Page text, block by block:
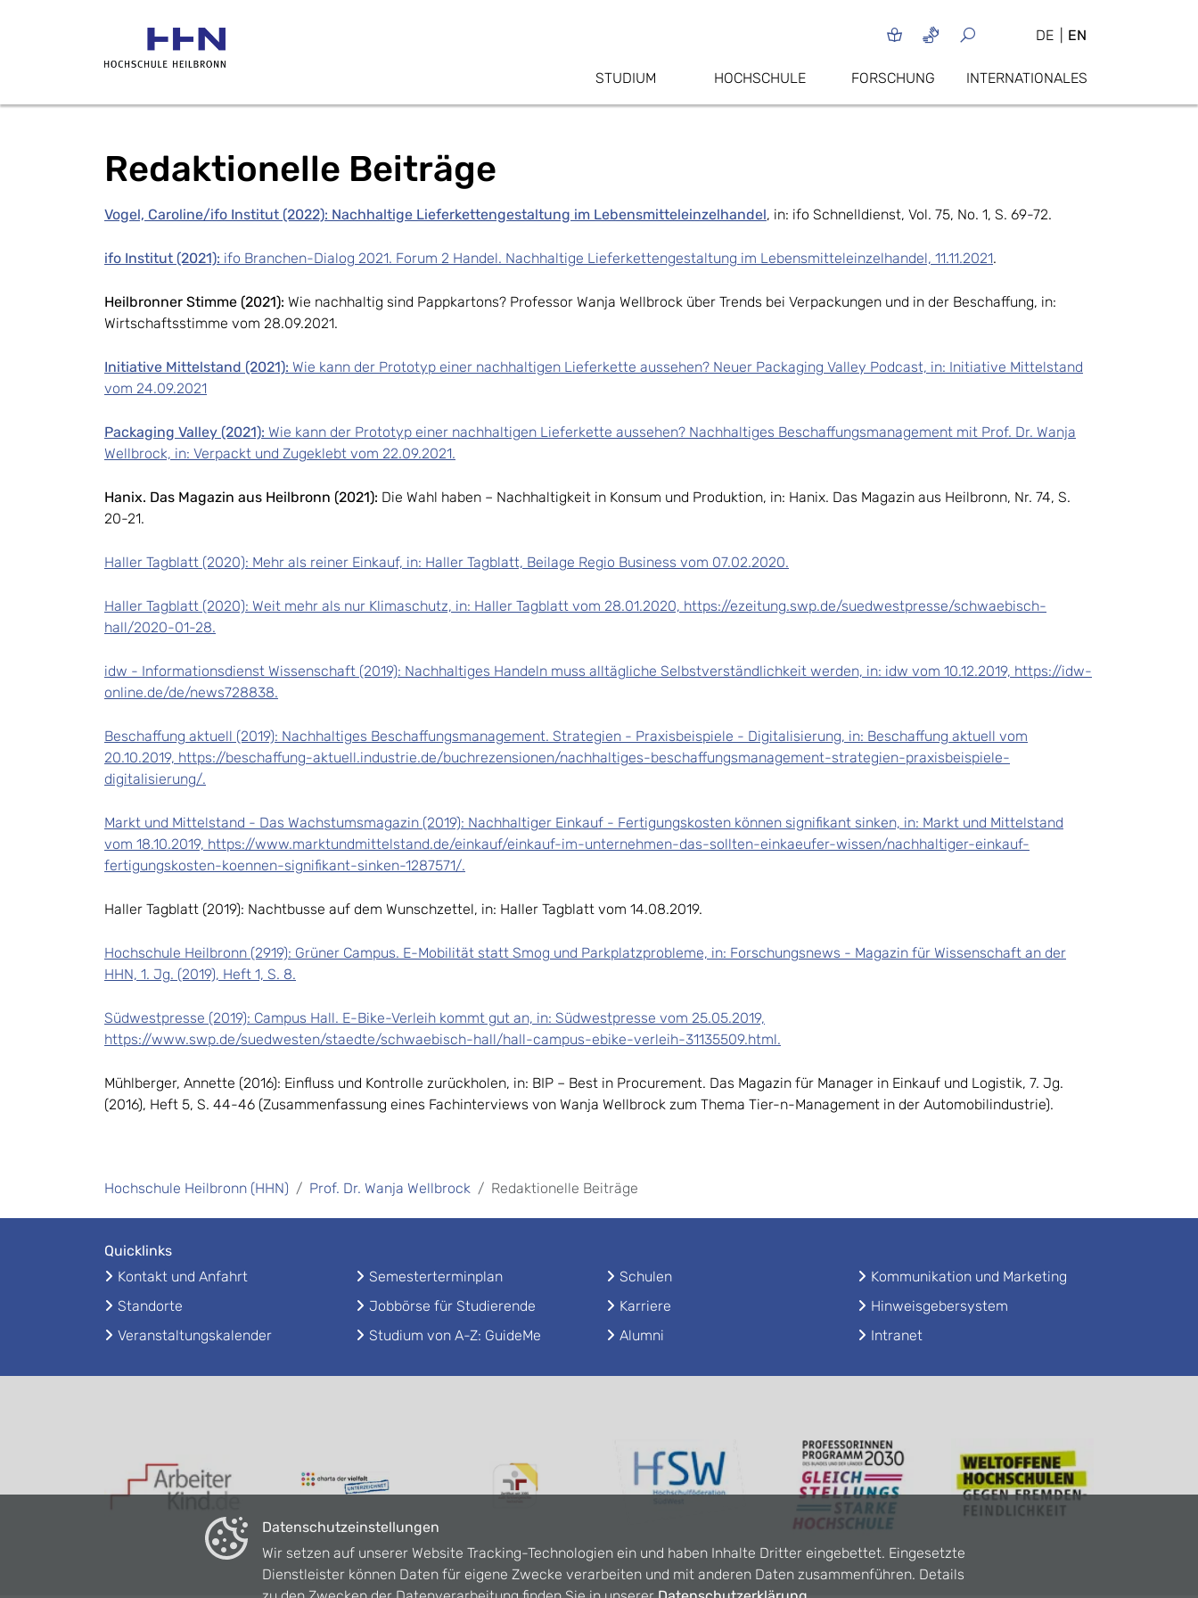
DE EN
STUDIUM HOCHSCHULE FORSCHUNG INTERNATIONALES
Redaktionelle Beiträge
Vogel, Caroline/ifo Institut (2022): Nachhaltige Lieferkettengestaltung im Lebensmitteleinzelhandel, in: ifo Schnelldienst, Vol. 75, No. 1, S. 69-72.
ifo Institut (2021): ifo Branchen-Dialog 2021. Forum 2 Handel. Nachhaltige Lieferkettengestaltung im Lebensmitteleinzelhandel, 11.11.2021.
Heilbronner Stimme (2021): Wie nachhaltig sind Pappkartons? Professor Wanja Wellbrock über Trends bei Verpackungen und in der Beschaffung, in:
Wirtschaftsstimme vom 28.09.2021.
Initiative Mittelstand (2021): Wie kann der Prototyp einer nachhaltigen Lieferkette aussehen? Neuer Packaging Valley Podcast, in: Initiative Mittelstand
vom 24.09.2021
Packaging Valley (2021): Wie kann der Prototyp einer nachhaltigen Lieferkette aussehen? Nachhaltiges Beschaffungsmanagement mit Prof. Dr. Wanja
Wellbrock, in: Verpackt und Zugeklebt vom 22.09.2021.
Hanix. Das Magazin aus Heilbronn (2021): Die Wahl haben – Nachhaltigkeit in Konsum und Produktion, in: Hanix. Das Magazin aus Heilbronn, Nr. 74, S.
20-21.
Haller Tagblatt (2020): Mehr als reiner Einkauf, in: Haller Tagblatt, Beilage Regio Business vom 07.02.2020.
Haller Tagblatt (2020): Weit mehr als nur Klimaschutz, in: Haller Tagblatt vom 28.01.2020, https://ezeitung.swp.de/suedwestpresse/schwaebisch-
hall/2020-01-28.
idw - Informationsdienst Wissenschaft (2019): Nachhaltiges Handeln muss alltägliche Selbstverständlichkeit werden, in: idw vom 10.12.2019, https://idw-
online.de/de/news728838.
Beschaffung aktuell (2019): Nachhaltiges Beschaffungsmanagement. Strategien - Praxisbeispiele - Digitalisierung, in: Beschaffung aktuell vom
20.10.2019, https://beschaffung-aktuell.industrie.de/buchrezensionen/nachhaltiges-beschaffungsmanagement-strategien-praxisbeispiele-
digitalisierung/.
Markt und Mittelstand - Das Wachstumsmagazin (2019): Nachhaltiger Einkauf - Fertigungskosten können signifikant sinken, in: Markt und Mittelstand
vom 18.10.2019, https://www.marktundmittelstand.de/einkauf/einkauf-im-unternehmen-das-sollten-einkaeufer-wissen/nachhaltiger-einkauf-
fertigungskosten-koennen-signifikant-sinken-1287571/.
Haller Tagblatt (2019): Nachtbusse auf dem Wunschzettel, in: Haller Tagblatt vom 14.08.2019.
Hochschule Heilbronn (2919): Grüner Campus. E-Mobilität statt Smog und Parkplatzprobleme, in: Forschungsnews - Magazin für Wissenschaft an der
HHN, 1. Jg. (2019), Heft 1, S. 8.
Südwestpresse (2019): Campus Hall. E-Bike-Verleih kommt gut an, in: Südwestpresse vom 25.05.2019,
https://www.swp.de/suedwesten/staedte/schwaebisch-hall/hall-campus-ebike-verleih-31135509.html.
Mühlberger, Annette (2016): Einfluss und Kontrolle zurückholen, in: BIP – Best in Procurement. Das Magazin für Manager in Einkauf und Logistik, 7. Jg.
(2016), Heft 5, S. 44-46 (Zusammenfassung eines Fachinterviews von Wanja Wellbrock zum Thema Tier-n-Management in der Automobilindustrie).
Hochschule Heilbronn (HHN) Prof. Dr. Wanja Wellbrock Redaktionelle Beiträge
Quicklinks
Kontakt und Anfahrt
Standorte
Veranstaltungskalender
Semesterterminplan
Jobbörse für Studierende
Studium von A-Z: GuideMe
Schulen
Karriere
Alumni
Kommunikation und Marketing
Hinweisgebersystem
Intranet
Datenschutzeinstellungen
Wir setzen auf unserer Website Tracking-Technologien ein und haben Inhalte Dritter eingebettet. Eingesetzte
Dienstleister können Daten für eigene Zwecke verarbeiten und mit anderen Daten zusammenführen. Details